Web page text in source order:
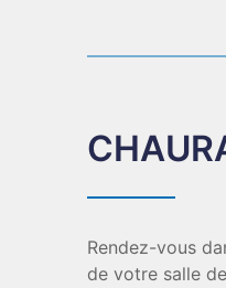
Rendez-vous
de votre salle